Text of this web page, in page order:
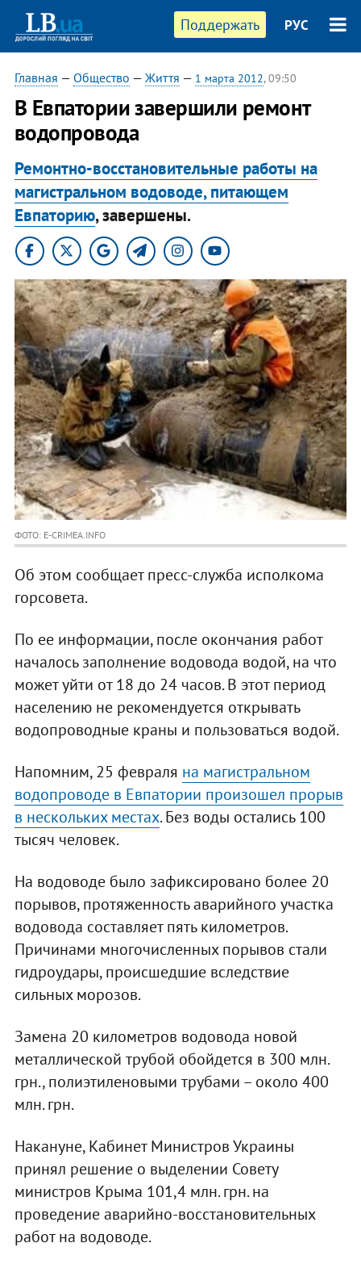
Поддержать РУС
Главная — Общество — Життя — 1 марта 2012, 09:50
В Евпатории завершили ремонт
водопровода
Ремонтно-восстановительные работы на
магистральном водоводе, питающем
Евпаторию, завершены.
ФОТО: E-CRIMEA.INFO
Об этом сообщает пресс-служба исполкома
горсовета.
По ее информации, после окончания работ
началось заполнение водовода водой, на что
может уйти от 18 до 24 часов. В этот период
населению не рекомендуется открывать
водопроводные краны и пользоваться водой.
Напомним, 25 февраля на магистральном
водопроводе в Евпатории произошел прорыв
в нескольких местах. Без воды остались 100
тысяч человек.
На водоводе было зафиксировано более 20
порывов, протяженность аварийного участка
водовода составляет пять километров.
Причинами многочисленных порывов стали
гидроудары, происшедшие вследствие
сильных морозов.
Замена 20 километров водовода новой
металлической трубой обойдется в 300 млн.
грн., полиэтиленовыми трубами – около 400
млн. грн.
Накануне, Кабинет Министров Украины
принял решение о выделении Совету
министров Крыма 101,4 млн. грн. на
проведение аварийно-восстановительных
работ на водоводе.